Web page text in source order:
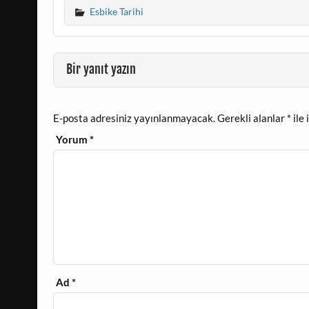
Esbike Tarihi
Bir yanıt yazın
E-posta adresiniz yayınlanmayacak.Gerekli alanlar * ile
Yorum*
Ad*